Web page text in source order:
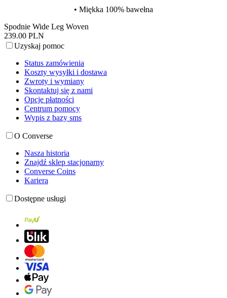
• Miękka 100% bawełna
Spodnie Wide Leg Woven
239.00 PLN
Uzyskaj pomoc
Status zamówienia
Koszty wysyłki i dostawa
Zwroty i wymiany
Skontaktuj się z nami
Opcje płatności
Centrum pomocy
Wypis z bazy sms
O Converse
Nasza historia
Znajdź sklep stacjonarny
Converse Coins
Kariera
Dostępne usługi